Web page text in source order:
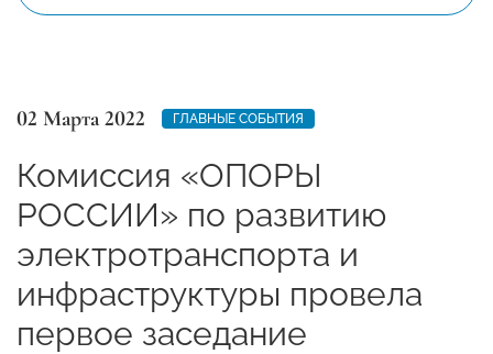
02 Марта 2022 ГЛАВНЫЕ СОБЫТИЯ
Комиссия «ОПОРЫ
РОССИИ» по развитию
электротранспорта и
инфраструктуры провела
первое заседание